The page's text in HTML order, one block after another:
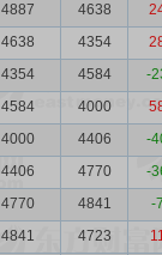
4887 4638
4638 4354
4354 4584
-
4584 4000
4000 4406
-
4406 4770
-
4770 4841
-
4841 4723